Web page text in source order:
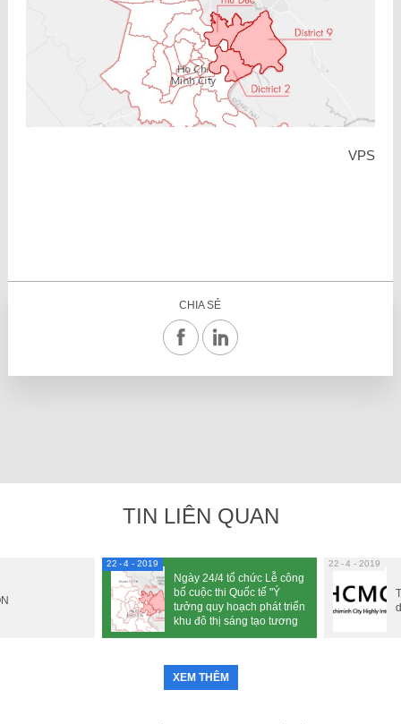
VPS
CHIA SẺ
TIN LIÊN QUAN
22 4 - 2019
Ngày 24/4 tổ chức Lễ công
bố cuộc thi Quốc tế "Ý
tưởng quy hoạch phát triển
khu đô thị sáng tạo tương
tác phía Đông thành phố
Thủ đức)"
22 4 - 2019
XEM THÊM